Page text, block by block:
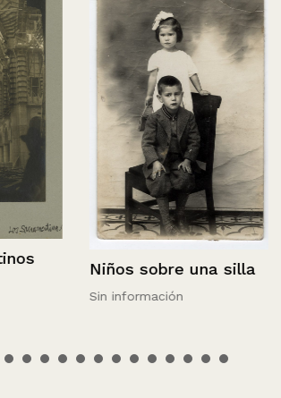
Niños sobre una silla
Sin información